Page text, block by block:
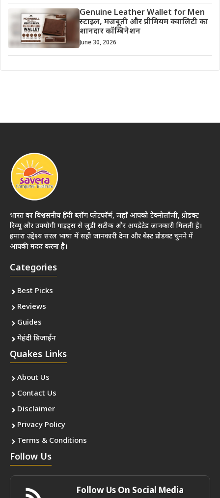
Genuine Leather Wallet for Men
स्टाइल, मजबूती और प्रीमियम क्वालिटी का
शानदार कॉम्बिनेशन
June 30, 2026
भारत का विश्वसनीय हिंदी ब्लॉग प्लेटफॉर्म, जहाँ आपको टेक्नोलॉजी, प्रोडक्ट
रिव्यू और उपयोगी गाइड्स से जुड़ी सटीक और अपडेटेड जानकारी मिलती है।
हमारा उद्देश्य सरल भाषा में सही जानकारी देना और बेस्ट प्रोडक्ट चुनने में
आपकी मदद करना है।
Categories
Best Picks
Reviews
Guides
मेहंदी डिजाईन
Quakes Links
About Us
Contact Us
Disclaimer
Privacy Policy
Terms & Conditions
Follow Us
Follow Us On Social Media